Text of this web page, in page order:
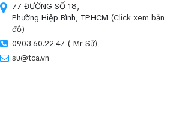
77 ĐƯỜNG SỐ 18,
Phường Hiệp Bình, TP.HCM (Click xem bản
đồ)
0903.60.22.47 ( Mr Sử)
su@tca.vn